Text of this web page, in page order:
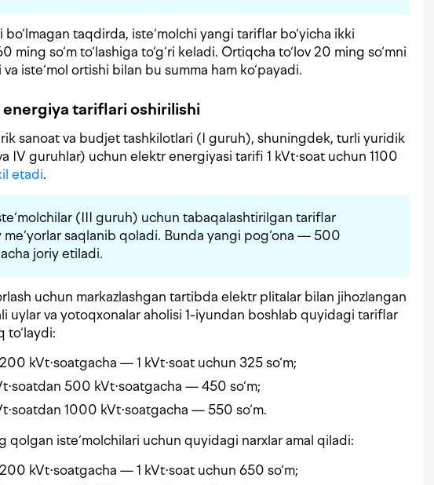
bo‘lmagan taqdirda, iste‘molchi yangi tariflar bo‘yicha ikki
ming so‘m to‘lashiga to‘g‘ri keladi. Ortiqcha to‘lov 20 ming so‘mni
iste‘mol ortishi bilan bu summa ham ko‘payadi.
energiya tariflari oshirilishi
sanoat va budjet tashkilotlari (I guruh), shuningdek, turli yuridik
IV guruhlar) uchun elektr energiyasi tarifi 1 kVt⋅soat uchun 1100
etadi.
(III guruh) uchun tabaqalashtirilgan tariflar
me‘yorlar saqlanib qoladi. Bunda yangi pog‘ona — 500
joriy etiladi.
uchun markazlashgan tartibda elektr plitalar bilan jihozlangan
uylar va yotoqxonalar aholisi 1-iyundan boshlab quyidagi tariflar
to‘laydi:
kVt⋅soatgacha — 1 kVt⋅soat uchun 325 so‘m;
500 kVt⋅soatgacha — 450 so‘m;
1000 kVt⋅soatgacha — 550 so‘m.
qolgan iste‘molchilari uchun quyidagi narxlar amal qiladi:
kVt⋅soatgacha — 1 kVt⋅soat uchun 650 so‘m;